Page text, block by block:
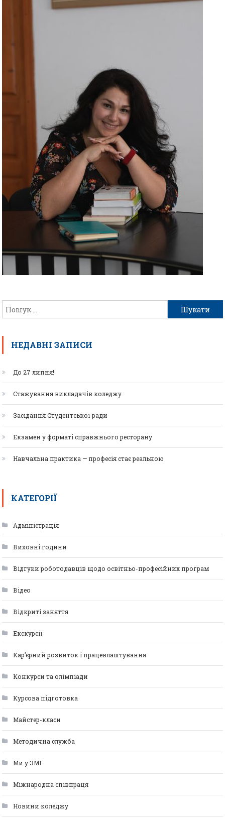
НЕДАВНІ ЗАПИСИ
До 27 липня!
Стажування викладачів коледжу
Засідання Студентської ради
Екзамен у форматі справжнього ресторану
Навчальна практика — професія стає реальною
КАТЕГОРІЇ
Адміністрація
Виховні години
Відгуки роботодавців щодо освітньо-професійних програм
Відео
Відкриті заняття
Екскурсії
Кар’єрний розвиток і працевлаштування
Конкурси та олімпіади
Курсова підготовка
Майстер-класи
Методична служба
Ми у ЗМІ
Міжнародна співпраця
Новини коледжу